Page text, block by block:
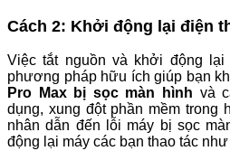
Cách 2: Khởi động lại điện
Việc tắt nguồn và khởi động
phương pháp hữu ích giúp bạn
Pro Max bị sọc màn hình và
dụng, xung đột phần mềm trong
nhân dẫn đến lỗi máy bị sọc
động lại máy các bạn thao tác như